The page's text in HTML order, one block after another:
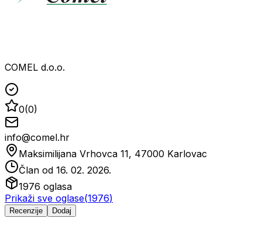
COMEL d.o.o.
0(0)
info@comel.hr
Maksimilijana Vrhovca 11, 47000 Karlovac
Član od 16. 02. 2026.
1976 oglasa
Prikaži sve oglase(1976)
Recenzije Dodaj